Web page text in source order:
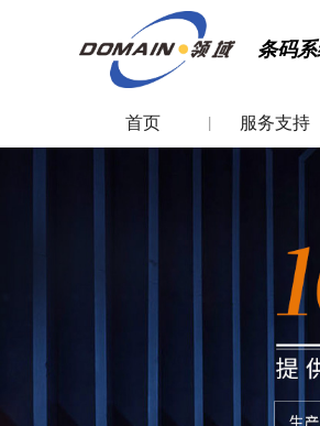
条码
首页 服务支持